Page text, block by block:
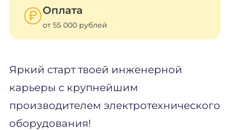
Оплата
от 55 000 рублей
Яркий старт твоей инженерной
карьеры с крупнейшим
производителем электротехнического
оборудования!